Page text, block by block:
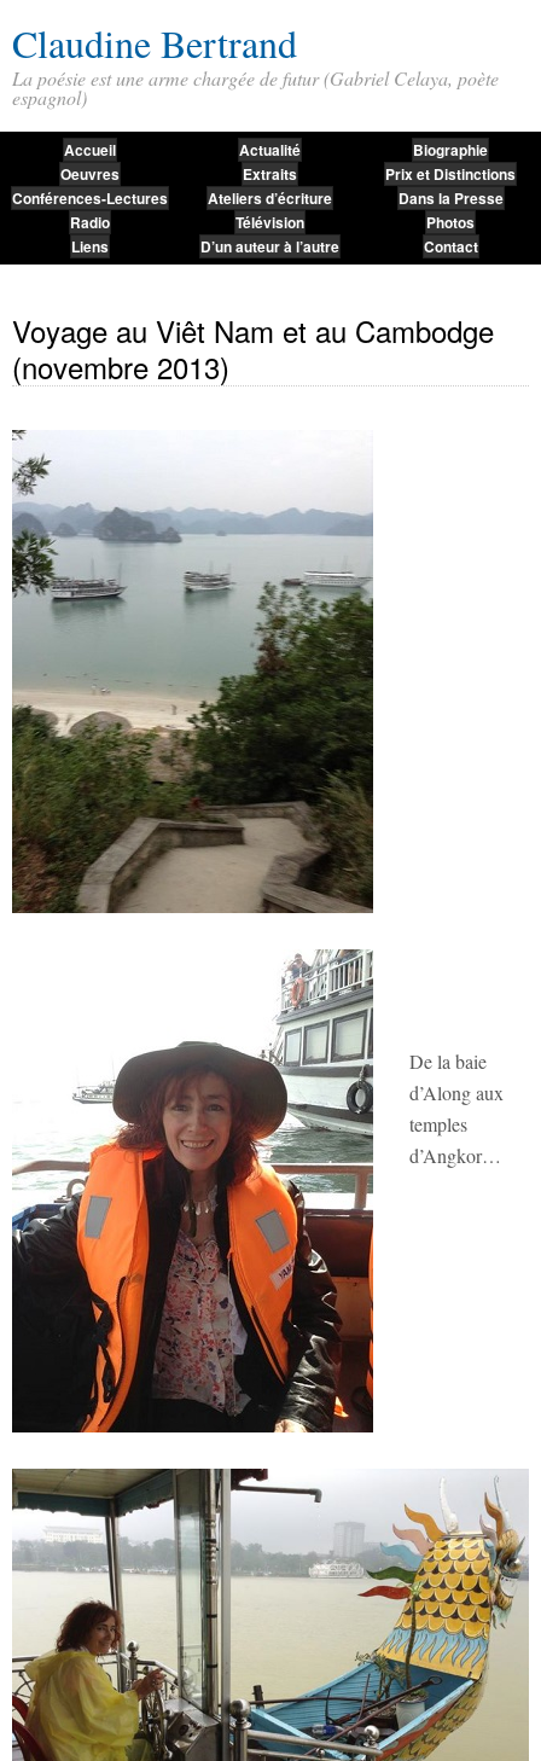
Claudine Bertrand
La poésie est une arme chargée de futur (Gabriel Celaya, poète
espagnol)
Accueil Actualité
Biographie
Oeuvres
Extraits
Prix et Distinctions
Conférences-Lectures
Ateliers d’écriture
Dans la Presse
Radio
Télévision
Photos
Liens
D’un auteur à l’autre Contact
Voyage au Viêt Nam et au Cambodge
(novembre 2013)
De la baie
d’Along aux
temples
d’Angkor…